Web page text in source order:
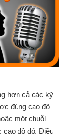
hơn cả các kỹ
đúng cao độ
một chuỗi
cao độ đó. Điều